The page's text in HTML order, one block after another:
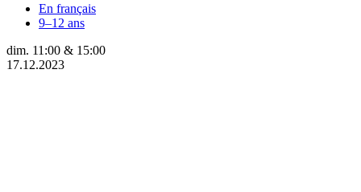
En français
9–12 ans
dim. 11:00 & 15:00
17.12.2023